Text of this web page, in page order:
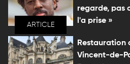
ARTICLE
regarde, pas
l'a prise »
Restauration
Vincent-de-